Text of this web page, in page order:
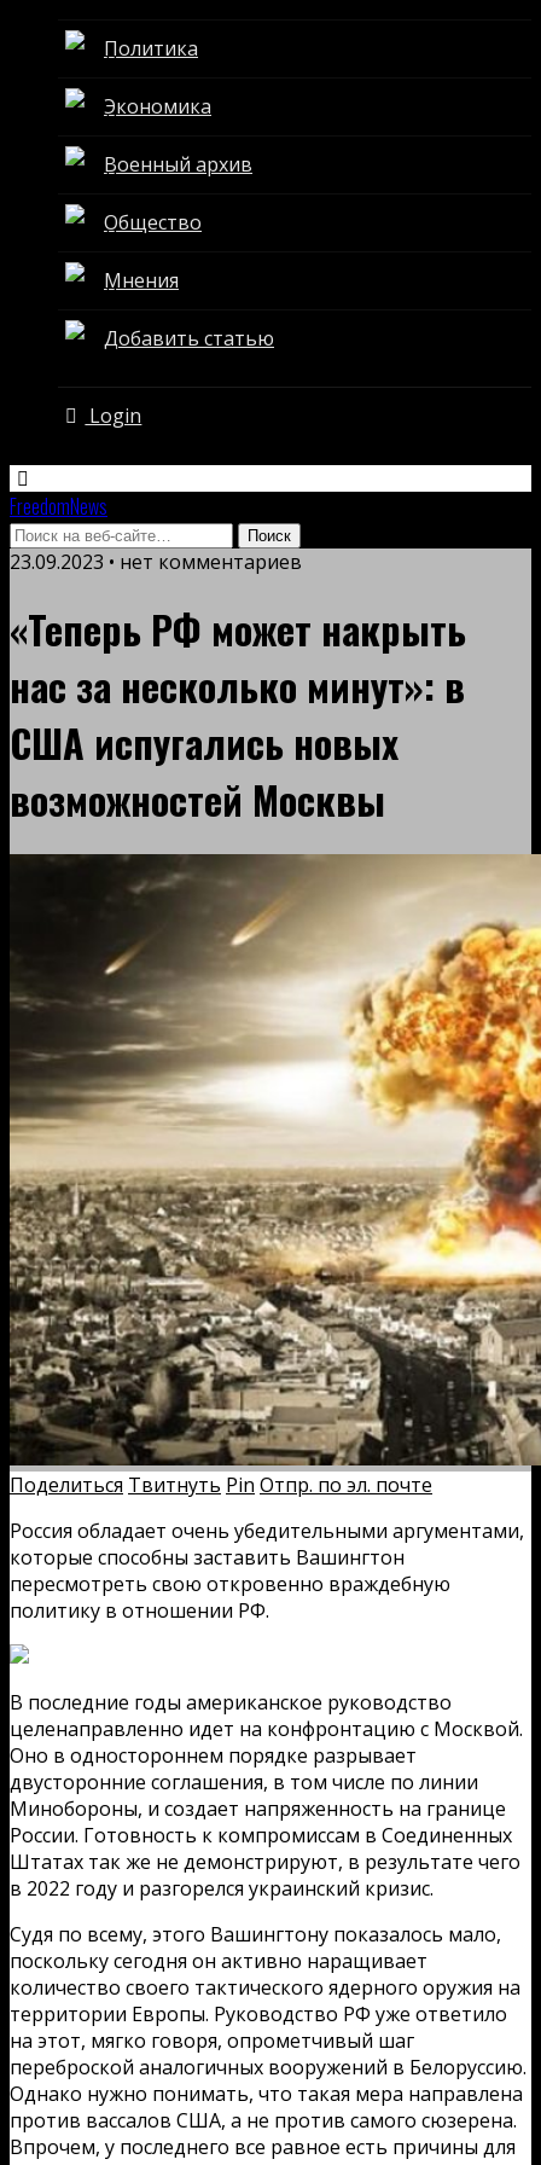
Политика
Экономика
Военный архив
Общество
Мнения
Добавить статью
Login
FreedomNews
23.09.2023 • нет комментариев
«Теперь РФ может накрыть
нас за несколько минут»: в
США испугались новых
возможностей Москвы
Поделиться Твитнуть Pin Отпр. по эл. почте
Россия обладает очень убедительными аргументами,
которые способны заставить Вашингтон
пересмотреть свою откровенно враждебную
политику в отношении РФ.
В последние годы американское руководство
целенаправленно идет на конфронтацию с Москвой.
Оно в одностороннем порядке разрывает
двусторонние соглашения, в том числе по линии
Минобороны, и создает напряженность на границе
России. Готовность к компромиссам в Соединенных
Штатах так же не демонстрируют, в результате чего
в 2022 году и разгорелся украинский кризис.
Судя по всему, этого Вашингтону показалось мало,
поскольку сегодня он активно наращивает
количество своего тактического ядерного оружия на
территории Европы. Руководство РФ уже ответило
на этот, мягко говоря, опрометчивый шаг
переброской аналогичных вооружений в Белоруссию.
Однако нужно понимать, что такая мера направлена
против вассалов США, а не против самого сюзерена.
Впрочем, у последнего все равное есть причины для